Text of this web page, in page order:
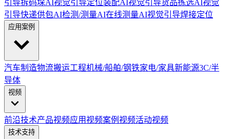
引导拆码垛AI视觉引导定位装配AI视觉引导货品拣选AI视觉
引导快递供包AI检测/测量AI在线测量AI视觉引导焊接定位
应用案例
汽车制造物流搬运工程机械/船舶/钢铁家电/家具新能源3C/半
导体
视频
前沿技术产品视频应用视频案例视频活动视频
技术支持